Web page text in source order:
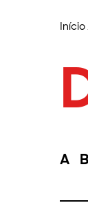
Início
A B